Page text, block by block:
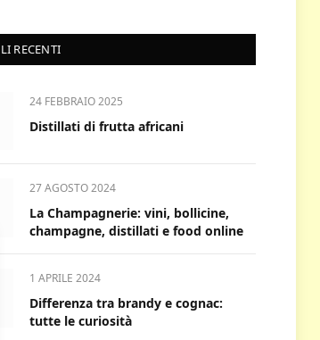
RECENTI
24 FEBBRAIO 2025
Distillati di frutta africani
27 AGOSTO 2024
La Champagnerie: vini, bollicine,
champagne, distillati e food online
1 APRILE 2024
Differenza tra brandy e cognac:
tutte le curiosità